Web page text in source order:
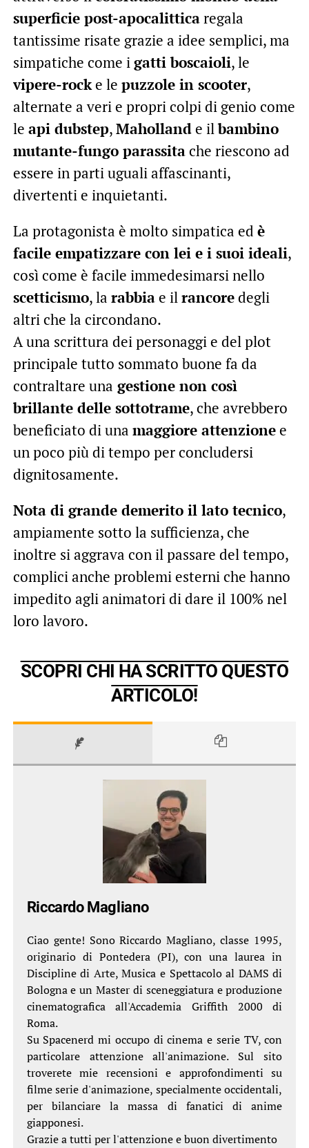
superficie post-apocalitticaregala
tantissime risate grazie a idee semplici, ma
simpatiche come igatti boscaioli, le
vipere-rocke le puzzole in scooter,
alternate a veri e propri colpi di genio come
le api dubstep,Mahollande ilbambino
mutante-fungo parassitache riescono ad
essere in parti uguali affascinanti,
divertenti e inquietanti.
La protagonista è molto simpatica ed è
facile empatizzare con lei e i suoi ideali,
così come è facile immedesimarsi nello
scetticismo, la rabbiae ilrancoredegli
altri che la circondano.
A una scrittura dei personaggi e del plot
principale tutto sommato buone fa da
contraltare una gestione non così
brillante delle sottotrame, che avrebbero
beneficiato di una maggiore attenzionee
un poco più di tempo per concludersi
dignitosamente.
Nota di grande demerito il lato tecnico,
ampiamente sotto la sufficienza, che
inoltre si aggrava con il passare del tempo,
complici anche problemi esterni che hanno
impedito agli animatori di dare il 100% nel
loro lavoro.
SCOPRI CHI HA SCRITTO QUESTO
ARTICOLO!
Riccardo Magliano
Ciao gente! Sono Riccardo Magliano, classe 1995,
originario di Pontedera (PI), con una laurea in
Discipline di Arte, Musica e Spettacolo al DAMS di
Bologna e un Master di sceneggiatura e produzione
cinematografica all'Accademia Griffith 2000 di
Roma.
Su Spacenerd mi occupo di cinema e serie TV, con
particolare attenzione all'animazione. Sul sito
troverete mie recensioni e approfondimenti su
filme serie d'animazione, specialmente occidentali,
per bilanciare la massa di fanatici di anime
giapponesi.
Grazie a tutti per l'attenzione e buon divertimento